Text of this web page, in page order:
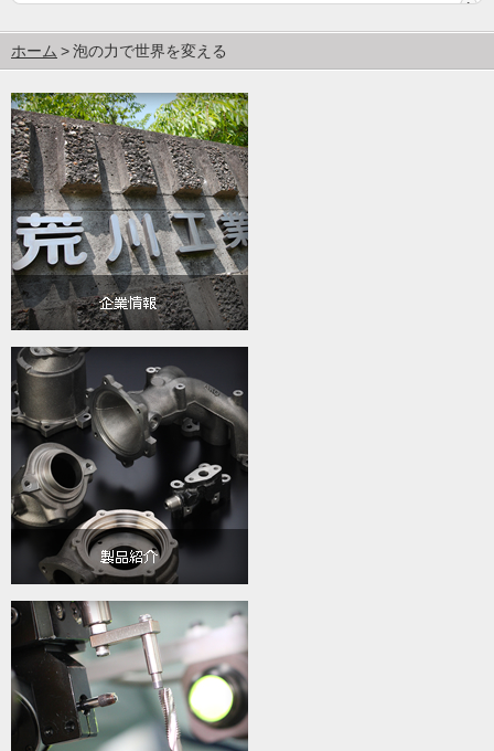
ホーム 泡の力で世界を変える